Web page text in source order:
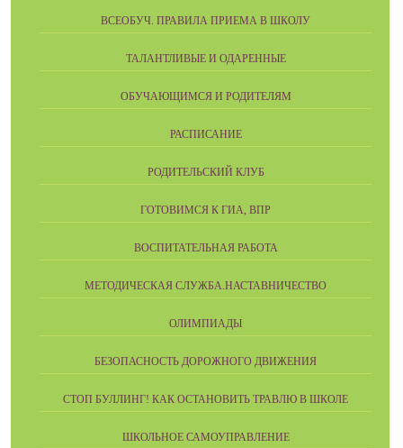
ВСЕОБУЧ. ПРАВИЛА ПРИЕМА В ШКОЛУ
ТАЛАНТЛИВЫЕ И ОДАРЕННЫЕ
ОБУЧАЮЩИМСЯ И РОДИТЕЛЯМ
РАСПИСАНИЕ
РОДИТЕЛЬСКИЙ КЛУБ
ГОТОВИМСЯ К ГИА, ВПР
ВОСПИТАТЕЛЬНАЯ РАБОТА
МЕТОДИЧЕСКАЯ СЛУЖБА.НАСТАВНИЧЕСТВО
ОЛИМПИАДЫ
БЕЗОПАСНОСТЬ ДОРОЖНОГО ДВИЖЕНИЯ
СТОП БУЛЛИНГ! КАК ОСТАНОВИТЬ ТРАВЛЮ В ШКОЛЕ
ШКОЛЬНОЕ САМОУПРАВЛЕНИЕ